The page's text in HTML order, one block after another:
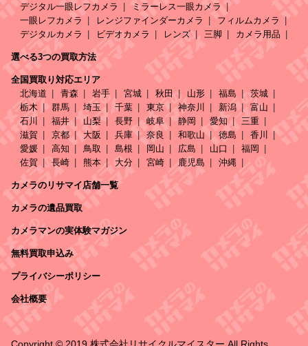
デジタル一眼レフカメラ
ミラーレス一眼カメラ
一眼レフカメラ
レンジファインダーカメラ
フィルムカメラ
デジタルカメラ
ビデオカメラ レンズ 三脚 カメラ用品
選べる3つの買取方法
全国買取り対応エリア
北海道
青森 岩手 宮城 秋田 山形 福島
茨城
栃木
群馬 埼玉 千葉 東京 神奈川 新潟
富山
石川
福井 山梨 長野 岐阜 静岡 愛知
三重
滋賀
京都 大阪 兵庫 奈良 和歌山 徳島
香川
愛媛
高知 鳥取 島根 岡山 広島 山口
福岡
佐賀
長崎 熊本 大分 宮崎 鹿児島 沖縄
カメラのリサマイ店舗一覧
カメラの遺品買取
カメラマンの実体験マガジン
無料買取申込み
プライバシーポリシー
会社概要